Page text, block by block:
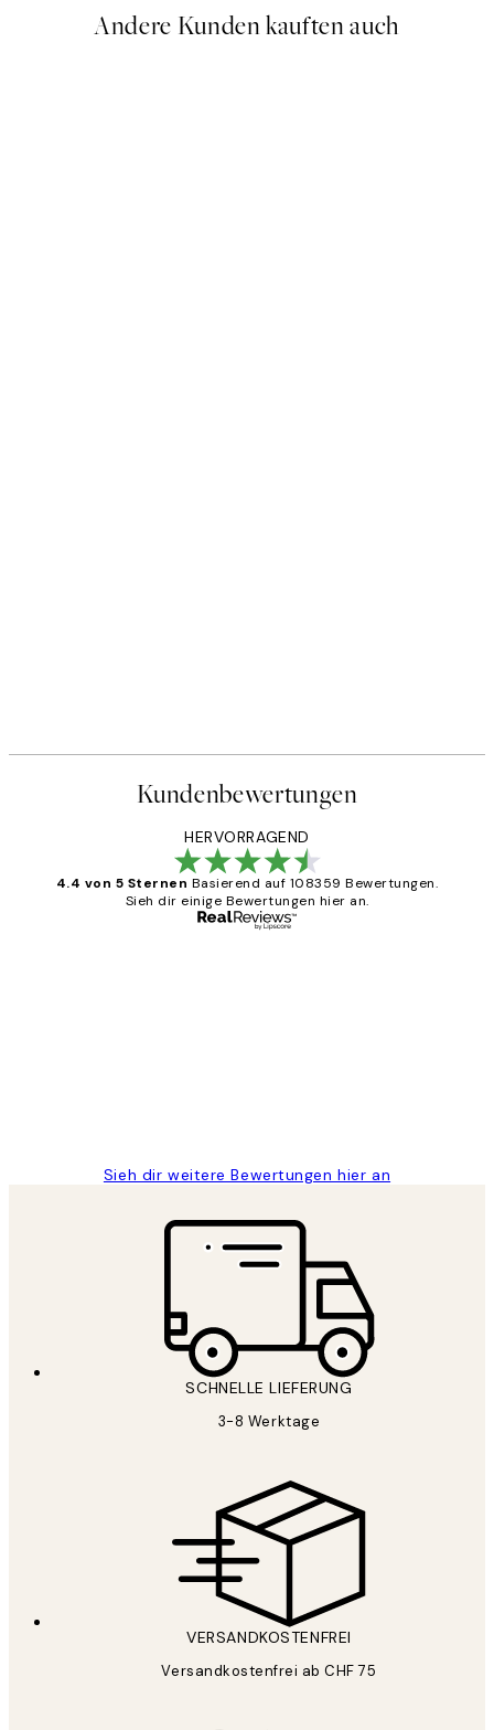
Andere Kunden kauften auch
Kundenbewertungen
HERVORRAGEND
4.4 von 5 Sternen Basierend auf 108359 Bewertungen.
Sieh dir einige Bewertungen hier an.
Sieh dir weitere Bewertungen hier an
SCHNELLE LIEFERUNG
3-8 Werktage
VERSANDKOSTENFREI
Versandkostenfrei ab CHF 75